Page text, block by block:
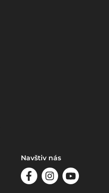
Navštiv nás